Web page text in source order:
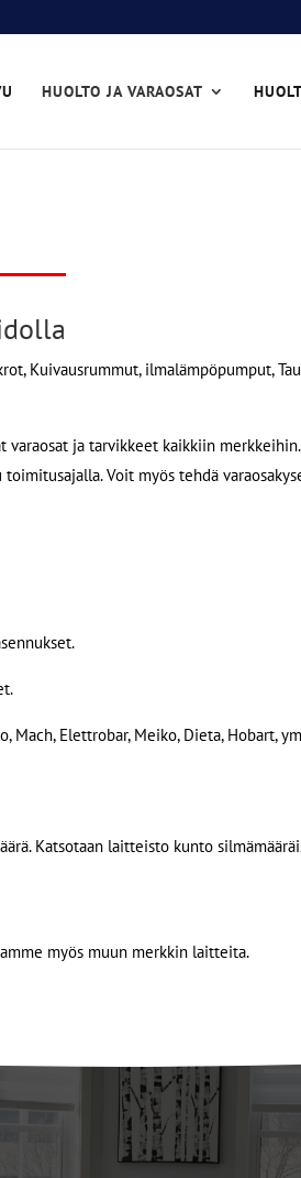
HUOLTO JA VARAOSAT
Kuivausrummut, ilmalämpöpumput,
ja tarvikkeet kaikkiin
Voit myös tehdä
Mach, Elettrobar, Meiko, Dieta, Hobart,
Katsotaan laitteisto kunto
myös muun merkkin laitteita.